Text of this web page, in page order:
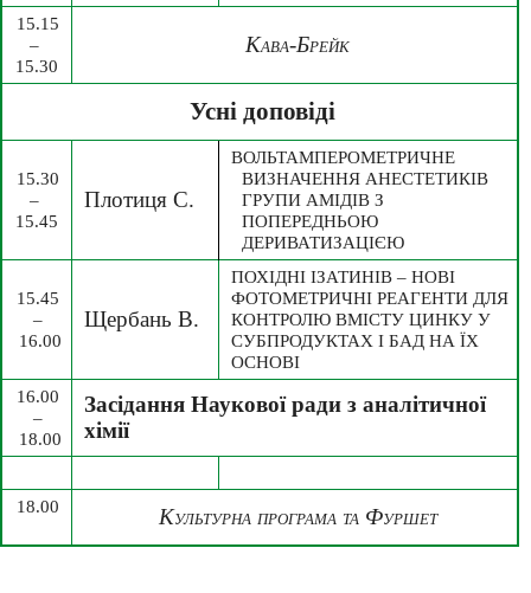
15.15
–
15.30
Кава-Брейк
Усні доповіді
15.30
–
15.45
Плотиця С.
ВОЛЬТАМПЕРОМЕТРИЧНЕ
ВИЗНАЧЕННЯ АНЕСТЕТИКІВ
ГРУПИ АМІДІВ З
ПОПЕРЕДНЬОЮ
ДЕРИВАТИЗАЦІЄЮ
15.45
–
16.00
Щербань В.
ПОХІДНІ ІЗАТИНІВ – НОВІ
ФОТОМЕТРИЧНІ РЕАГЕНТИ ДЛЯ
КОНТРОЛЮ ВМІСТУ ЦИНКУ У
СУБПРОДУКТАХ І БАД НА ЇХ
ОСНОВІ
16.00
–
18.00
Засідання Наукової ради з аналітичної
хімії
18.00 Культурна програма та Фуршет